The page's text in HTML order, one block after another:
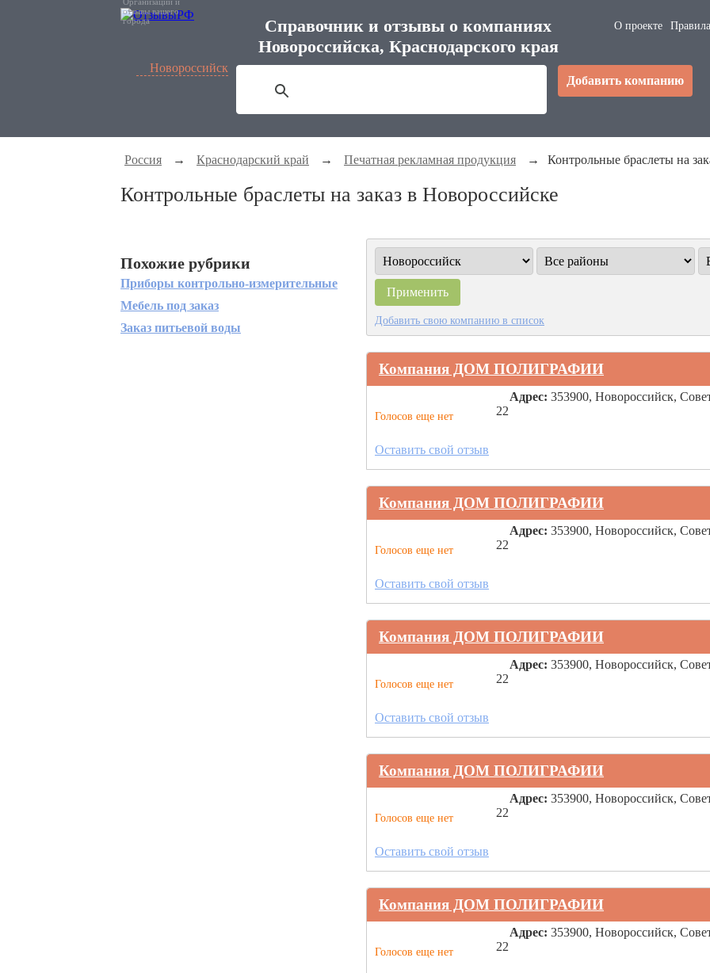
отзывы вашего
города
Справочник и отзывы о компаниях
Новороссийска, Краснодарского края
О проекте
Новороссийск
Добавить компанию
Россия → Краснодарский край → Печатная рекламная продукция → Контрольные браслеты на
Контрольные браслеты на заказ в Новороссийске
Добавить свою компанию в список
Компания ДОМ ПОЛИГРАФИИ
Голосов еще нет
Адрес: 353900, Новороссийск,
22
Оставить свой отзыв
Компания ДОМ ПОЛИГРАФИИ
Голосов еще нет
Адрес: 353900, Новороссийск,
22
Оставить свой отзыв
Компания ДОМ ПОЛИГРАФИИ
Голосов еще нет
Адрес: 353900, Новороссийск,
22
Оставить свой отзыв
Компания ДОМ ПОЛИГРАФИИ
Голосов еще нет
Адрес: 353900, Новороссийск,
22
Оставить свой отзыв
Компания ДОМ ПОЛИГРАФИИ
Голосов еще нет
Адрес: 353900, Новороссийск,
22
Похожие рубрики
Приборы контрольно-измерительные
Мебель под заказ
Заказ питьевой воды